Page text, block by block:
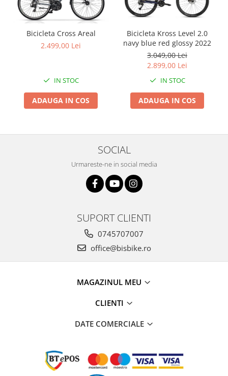
Bicicleta Cross Areal
2.499,00 Lei
IN STOC
ADAUGA IN COS
Bicicleta Kross Level 2.0
navy blue red glossy 2022
3.049,00 Lei
2.899,00 Lei
IN STOC
ADAUGA IN COS
SOCIAL
Urmareste-ne in social media
SUPORT CLIENTI
0745707007
office@bisbike.ro
MAGAZINUL MEU
CLIENTI
DATE COMERCIALE